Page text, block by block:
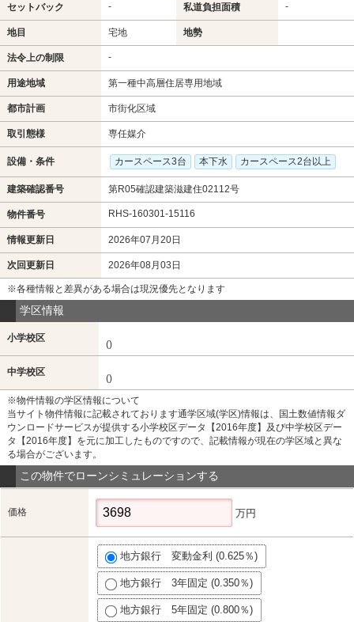
セットバック - 私道負担面積 -
地目 宅地 地勢
法令上の制限 -
用途地域 第一種中高層住居専用地域
都市計画 市街化区域
取引態様 専任媒介
設備・条件 カースペース3台 本下水 カースペース2台以上
建築確認番号 第R05確認建築滋建住02112号
物件番号 RHS-160301-15116
情報更新日 2026年07月20日
次回更新日 2026年08月03日
※各種情報と差異がある場合は現況優先となります
学区情報
小学校区
()
中学校区
()
※物件情報の学区情報について
当サイト物件情報に記載されております通学区域(学区)情報は、国土数値情報ダ
ウンロードサービスが提供する小学校区データ【2016年度】及び中学校区デー
タ【2016年度】を元に加工したものですので、記載情報が現在の学区域と異な
る場合がございます。
この物件でローンシミュレーションする
価格 万円
地方銀行 変動金利 (0.625％)
地方銀行 3年固定 (0.350％)
地方銀行 5年固定 (0.800％)